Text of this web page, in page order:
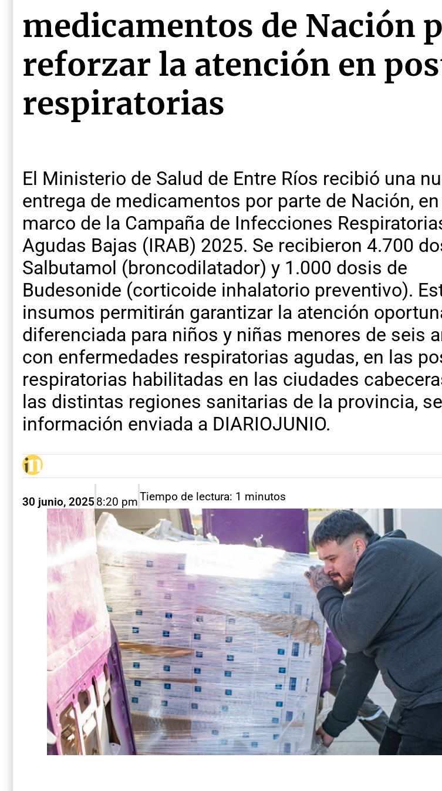
medicamentos de Nación
reforzar la atención en
respiratorias
El Ministerio de Salud de Entre Ríos recibió una
entrega de medicamentos por parte de Nación, en
marco de la Campaña de Infecciones
Agudas Bajas (IRAB) 2025. Se recibieron 4.700
Salbutamol (broncodilatador) y 1.000 dosis de
Budesonide (corticoide inhalatorio preventivo).
insumos permitirán garantizar la atención
diferenciada para niños y niñas menores de seis
con enfermedades respiratorias agudas, en las
respiratorias habilitadas en las ciudades
las distintas regiones sanitarias de la provincia,
información enviada a DIARIOJUNIO.
30 junio, 2025 8:20 pmTiempo de lectura: 1 minutos